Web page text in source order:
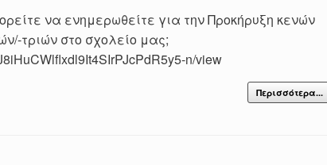
να ενημερωθείτε για την Προκήρυξη κενών
τριών στο σχολείο μας;
n/view
Περισσότερα...